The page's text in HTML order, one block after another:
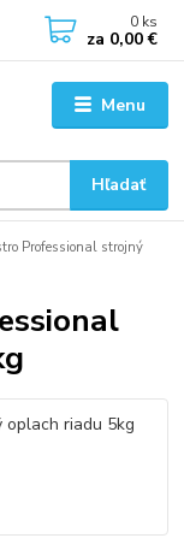
Menu
Hľadať
0 ks
za 0,00 €
Professional strojný